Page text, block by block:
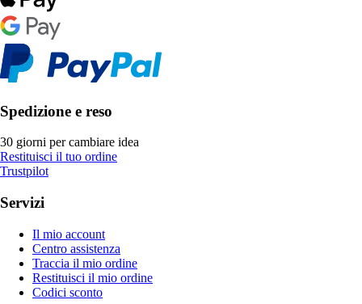
Spedizione e reso
30 giorni per cambiare idea
Restituisci il tuo ordine
Trustpilot
Servizi
Il mio account
Centro assistenza
Traccia il mio ordine
Restituisci il mio ordine
Codici sconto